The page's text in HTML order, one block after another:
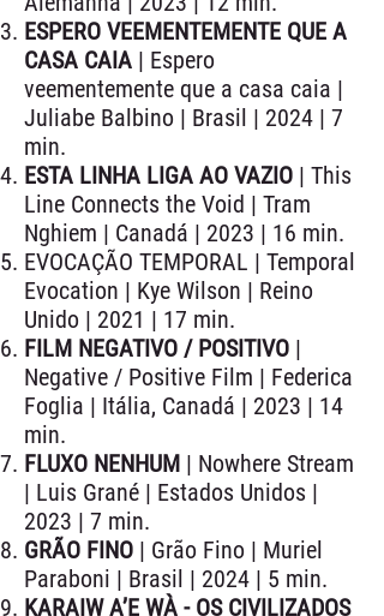
ESPERO VEEMENTEMENTE QUE A
CASA CAIA | Espero
veementemente que a casa caia |
Juliabe Balbino | Brasil | 2024 | 7
min.
ESTA LINHA LIGA AO VAZIO | This
Line Connects the Void | Tram
Nghiem | Canadá | 2023 | 16 min.
EVOCAÇÃO TEMPORAL | Temporal
Evocation | Kye Wilson | Reino
Unido | 2021 | 17 min.
FILM NEGATIVO / POSITIVO |
Negative / Positive Film | Federica
Foglia | Itália, Canadá | 2023 | 14
min.
FLUXO NENHUM | Nowhere Stream
| Luis Grané | Estados Unidos |
2023 | 7 min.
GRÃO FINO | Grão Fino | Muriel
Paraboni | Brasil | 2024 | 5 min.
KARAIW A’E WÀ - OS CIVILIZADOS